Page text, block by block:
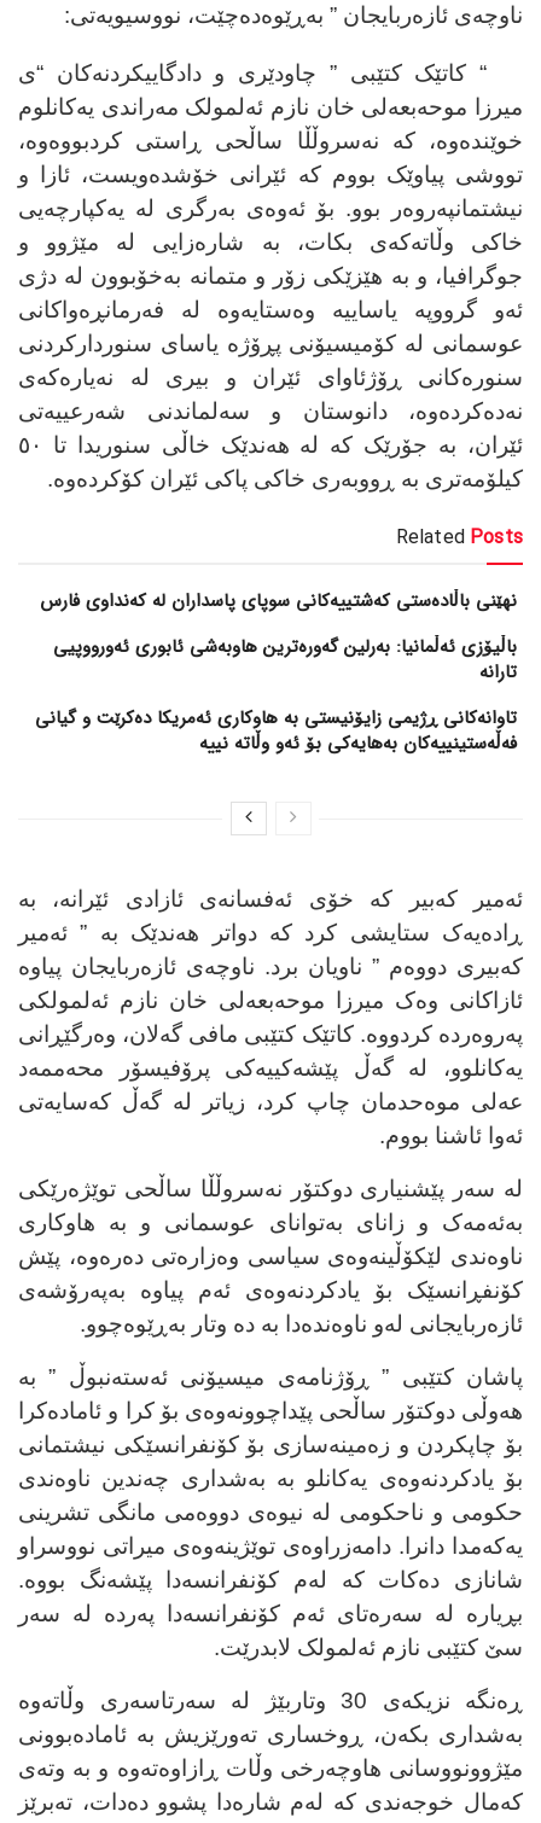
ناوچەی ئازەربایجان ” بەڕێوەدەچێت، نووسیویەتی:
“ کاتێک کتێبی ” چاودێری و دادگاییکردنەکان “ی
میرزا موحەبعەلی خان نازم ئەلمولک مەراندی یەکانلوم
خوێندەوە، کە نەسروڵڵا ساڵحی ڕاستی کردبووەوە،
تووشی پیاوێک بووم کە ئێرانی خۆشدەویست، ئازا و
نیشتمانپەروەر بوو. بۆ ئەوەی بەرگری لە یەکپارچەیی
خاکی وڵاتەکەی بکات، بە شارەزایی لە مێژوو و
جوگرافیا، و بە هێزێکی زۆر و متمانە بەخۆبوون لە دژی
ئەو گرووپە یاساییە وەستایەوە لە فەرمانڕەواکانی
عوسمانی لە کۆمیسیۆنی پڕۆژە یاسای سنوردارکردنی
سنورەکانی ڕۆژئاوای ئێران و بیری لە نەیارەکەی
نەدەکردەوە، دانوستان و سەلماندنی شەرعییەتی
ئێران، بە جۆرێک کە لە هەندێک خاڵی سنوریدا تا ٥٠
کیلۆمەتری بە ڕووبەری خاکی پاکی ئێران کۆکردەوە.
Related Posts
نهێنی باڵادەستی کەشتییەکانی سوپای پاسداران لە کەنداوی فارس
باڵیۆزی ئەڵمانیا: بەرلین گەورەترین هاوبەشی ئابوری ئەورووپیی
تارانە
تاوانەکانی ڕژیمی زایۆنیستی بە هاوکاری ئەمریکا دەکرێت و گیانی
فەڵەستینییەکان بەهایەکی بۆ ئەو وڵاتە نییە
ئەمیر کەبیر کە خۆی ئەفسانەی ئازادی ئێرانە، بە
ڕادەیەک ستایشی کرد کە دواتر هەندێک بە ” ئەمیر
کەبیری دووەم ” ناویان برد. ناوچەی ئازەربایجان پیاوە
ئازاکانی وەک میرزا موحەبعەلی خان نازم ئەلمولکی
پەروەردە کردووە. کاتێک کتێبی مافی گەلان، وەرگێڕانی
یەکانلوو، لە گەڵ پێشەکییەکی پرۆفیسۆر محەممەد
عەلی موەحدمان چاپ کرد، زیاتر لە گەڵ کەسایەتی
ئەوا ئاشنا بووم.
لە سەر پێشنیاری دوکتۆر نەسروڵڵا ساڵحی توێژەرێکی
بەئەمەک و زانای بەتوانای عوسمانی و بە هاوکاری
ناوەندی لێکۆڵینەوەی سیاسی وەزارەتی دەرەوە، پێش
کۆنفڕانسێک بۆ یادکردنەوەی ئەم پیاوە بەپەرۆشەی
ئازەربایجانی لەو ناوەندەدا بە دە وتار بەڕێوەچوو.
پاشان کتێبی ” ڕۆژنامەی میسیۆنی ئەستەنبوڵ ” بە
هەوڵی دوکتۆر ساڵحی پێداچوونەوەی بۆ کرا و ئامادەکرا
بۆ چاپکردن و زەمینەسازی بۆ کۆنفرانسێکی نیشتمانی
بۆ یادکردنەوەی یەکانلو بە بەشداری چەندین ناوەندی
حکومی و ناحکومی لە نیوەی دووەمی مانگی تشرینی
یەکەمدا دانرا. دامەزراوەی توێژینەوەی میراتی نووسراو
شانازی دەکات کە لەم کۆنفرانسەدا پێشەنگ بووە.
بڕیارە لە سەرەتای ئەم کۆنفرانسەدا پەردە لە سەر
سێ کتێبی نازم ئەلمولک لابدرێت.
ڕەنگە نزیکەی 30 وتاربێژ لە سەرتاسەری وڵاتەوە
بەشداری بکەن، ڕوخساری تەورێزیش بە ئامادەبوونی
مێژوونووسانی هاوچەرخی وڵات ڕازاوەتەوە و بە وتەی
کەمال خوجەندی کە لەم شارەدا پشوو دەدات، تەبرێز